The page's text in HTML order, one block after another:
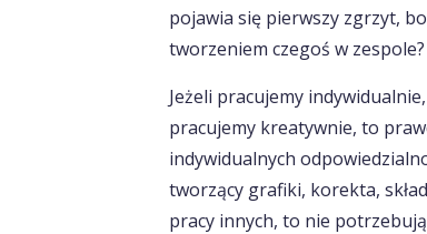
pojawia się pierwszy zgrzyt,
tworzeniem czegoś w zespole?
Jeżeli pracujemy
pracujemy kreatywnie, to
indywidualnych
tworzący grafiki, korekta,
pracy innych, to nie